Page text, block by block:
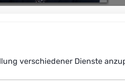
verschiedener Dienste